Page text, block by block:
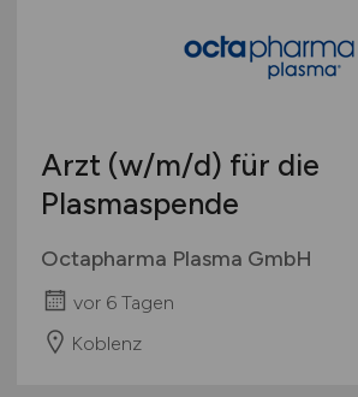
Arzt (w/m/d) für die
Plasmaspende
Octapharma Plasma GmbH
vor 6 Tagen
Koblenz